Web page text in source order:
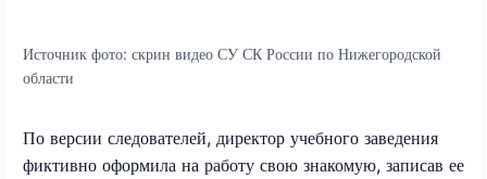
Источник фото: скрин видео СУ СК России по Нижегородской
области
По версии следователей, директор учебного заведения
фиктивно оформила на работу свою знакомую, записав ее